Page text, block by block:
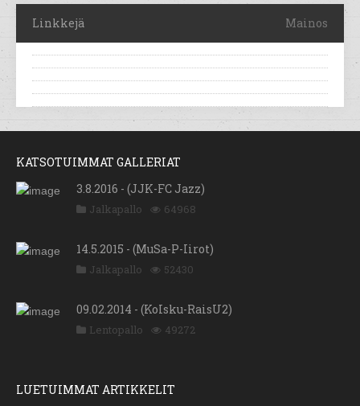
Linkkejä Mainos
KATSOTUIMMAT GALLERIAT
3.8.2016 - (JJK-FC Jazz)
Jalkapallo 64968
14.5.2015 - (MuSa-P-Iirot)
Jalkapallo 52430
09.02.2014 - (KoIsku-RaisU2)
Lentopallo 49272
LUETUIMMAT ARTIKKELIT